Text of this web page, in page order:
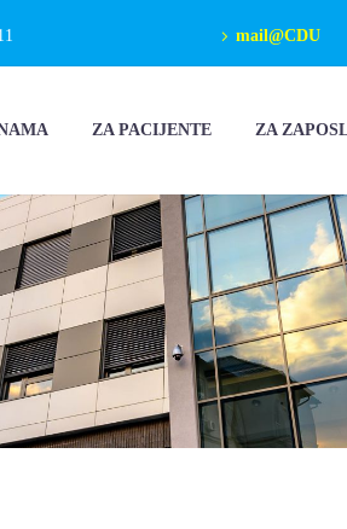
mail@CDU
ZA PACIJENTE ZA